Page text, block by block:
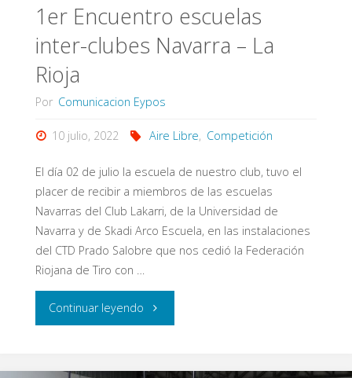
1er Encuentro escuelas
inter-clubes Navarra – La
Rioja
Por Comunicacion Eypos
10 julio, 2022 Aire Libre, Competición
El día 02 de julio la escuela de nuestro club, tuvo el
placer de recibir a miembros de las escuelas
Navarras del Club Lakarri, de la Universidad de
Navarra y de Skadi Arco Escuela, en las instalaciones
del CTD Prado Salobre que nos cedió la Federación
Riojana de Tiro con …
Continuar leyendo "1er
escuelas